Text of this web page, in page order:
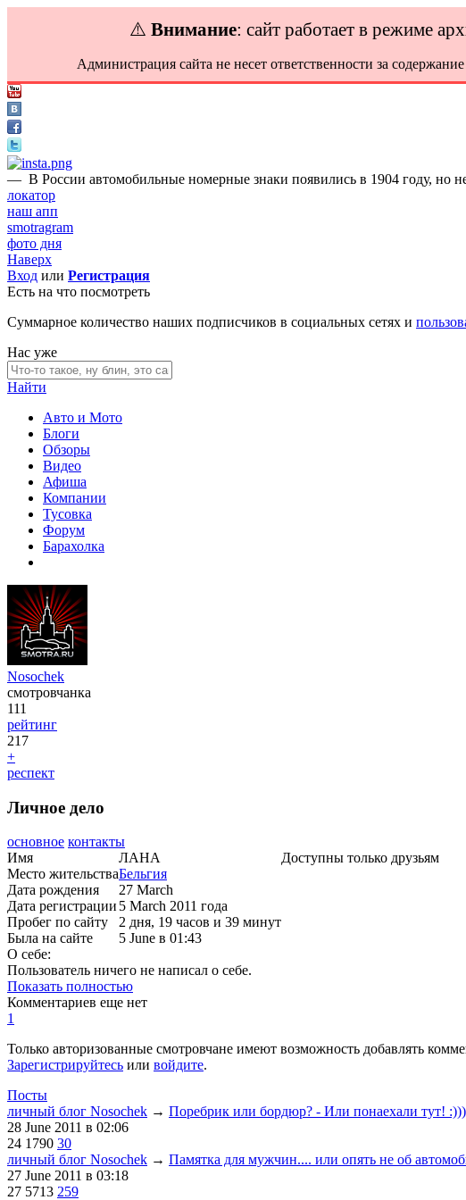
⚠️ Внимание: сайт работает в режиме
Администрация сайта не несет ответственности за
— В России автомобильные номерные знаки появились в 1904 году, но
локатор
наш апп
smotragram
фото дня
Наверх
Вход или Регистрация
Есть на что посмотреть
Суммарное количество наших подписчиков в социальных сетях и
Нас уже
Найти
Авто и Мото
Блоги
Обзоры
Видео
Афиша
Компании
Тусовка
Форум
Барахолка
Nosochek
смотровчанка
111
рейтинг
217
+
респект
Личное дело
основное контакты
Имя
ЛАНА
Место жительстваБельгия
Дата рождения
27 March
Дата регистрации 5 March 2011 года
Пробег по сайту
2 дня, 19 часов и 39 минут
Была на сайте
5 June в 01:43
Доступны только друзьям
О себе:
Пользователь ничего не написал о себе.
Показать полностью
Комментариев еще нет
1
Только авторизованные смотровчане имеют возможность добавлять
Зарегистрируйтесь или войдите.
Посты
личный блог Nosochek → Поребрик или бордюр? - Или понаехали тут! :)))
28 June 2011 в 02:06
24 1790 30
личный блог Nosochek → Памятка для мужчин.... или опять не об
27 June 2011 в 03:18
27 5713 259